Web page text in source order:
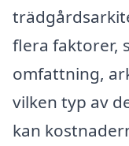
flera faktorer,
omfattning,
vilken typ av
kan